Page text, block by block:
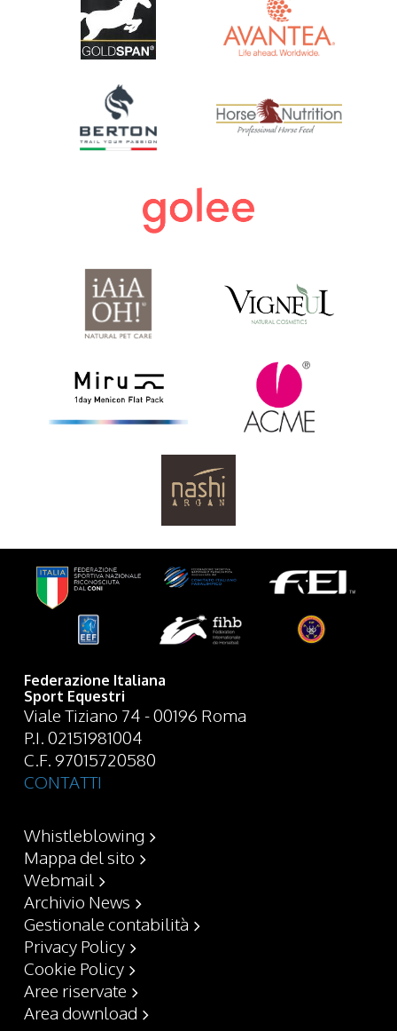
Federazione Italiana
Sport Equestri
Viale Tiziano 74 - 00196 Roma
P.I. 02151981004
C.F. 97015720580
CONTATTI
Whistleblowing
Mappa del sito
Webmail
Archivio News
Gestionale contabilità
Privacy Policy
Cookie Policy
Aree riservate
Area download